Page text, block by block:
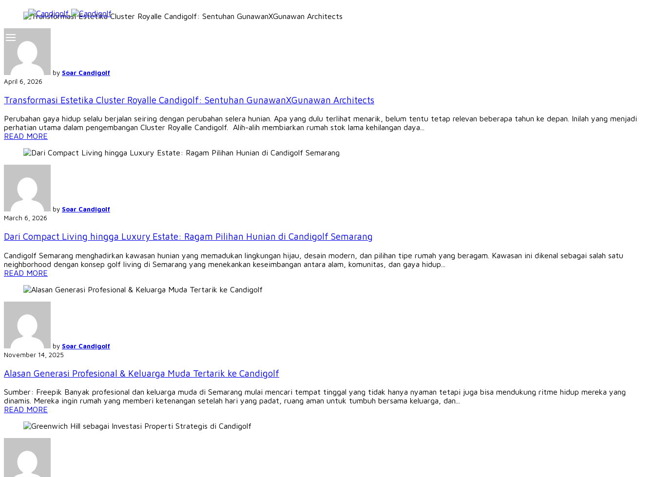
by Soar Candigolf
April 6, 2026
Transformasi Estetika Cluster Royalle Candigolf: Sentuhan GunawanXGunawan Architects
Perubahan gaya hidup selalu berjalan seiring dengan perubahan selera hunian. Apa yang dulu terlihat menarik, belum tentu tetap relevan beberapa tahun ke depan. Inilah yang menjadi
perhatian utama dalam pengembangan Cluster Royalle Candigolf. Alih-alih membiarkan rumah stok lama kehilangan daya...
READ MORE
by Soar Candigolf
March 6, 2026
Dari Compact Living hingga Luxury Estate: Ragam Pilihan Hunian di Candigolf Semarang
Candigolf Semarang menghadirkan kawasan hunian yang memadukan lingkungan hijau, desain modern, dan pilihan tipe rumah yang beragam. Kawasan ini dikenal sebagai salah satu
neighborhood dengan konsep golf living di Semarang yang menekankan keseimbangan antara alam, komunitas, dan gaya hidup...
READ MORE
by Soar Candigolf
November 14, 2025
Alasan Generasi Profesional & Keluarga Muda Tertarik ke Candigolf
Sumber: Freepik Banyak profesional dan keluarga muda di Semarang mulai mencari tempat tinggal yang tidak hanya nyaman tetapi juga bisa mendukung ritme hidup mereka yang
dinamis. Mereka ingin rumah yang memberi ketenangan setelah hari yang padat, ruang aman untuk tumbuh bersama keluarga, dan...
READ MORE